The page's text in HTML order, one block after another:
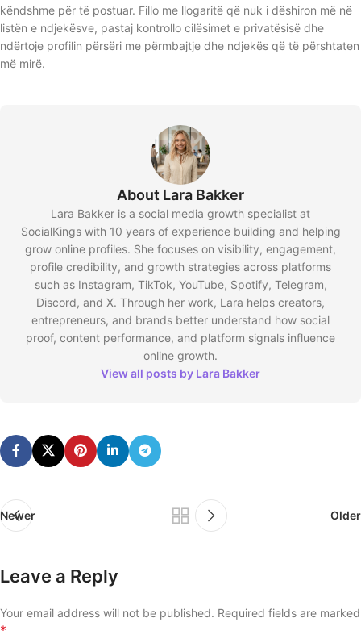
këndshme për të postuar. Fillo me llogaritë që nuk i dëshiron më në
listën e ndjekësve, pastaj kontrollo cilësimet e privatësisë dhe
ndërtoje profilin përsëri me përmbajtje dhe ndjekës që të përshtaten
më mirë.
About Lara Bakker
Lara Bakker is a social media growth specialist at
SocialKings with 10 years of experience building and helping
grow online profiles. She focuses on visibility, engagement,
profile credibility, and growth strategies across platforms
such as Instagram, TikTok, YouTube, Spotify, Telegram,
Discord, and X. Through her work, Lara helps creators,
entrepreneurs, and brands better understand how social
proof, content performance, and platform signals influence
online growth.
View all posts by Lara Bakker
Newer Older
Leave a Reply
Your email address will not be published. Required fields are marked
*